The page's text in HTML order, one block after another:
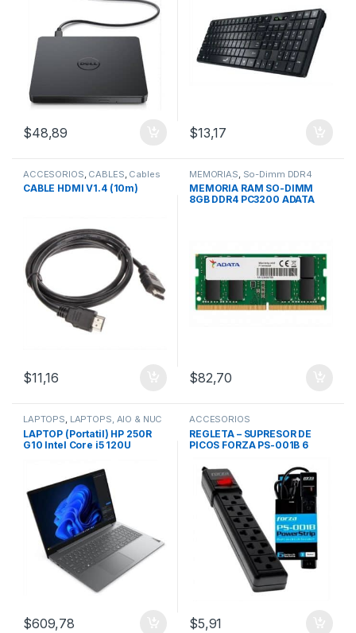
$48,89 $13,17
ACCESORIOS CABLES Cables
HDMI
CABLE HDMI V1.4 (10m)
$11,16
MEMORIAS So-Dimm DDR4
4Gb/8Gb/16Gb
MEMORIA RAM SO-DIMM
8GB DDR4 PC3200 ADATA
$82,70
LAPTOPS, LAPTOPS, AIO & NUC
LAPTOP (Portatil) HP 250R
G10 Intel Core i5 120U
$609,78
ACCESORIOS
REGLETA – SUPRESOR DE
PICOS FORZA PS-001B 6
$5,91